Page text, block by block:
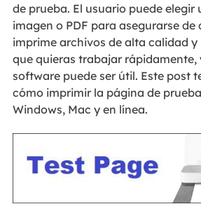
de prueba. El usuario puede elegir
imagen o PDF para asegurarse de
imprime archivos de alta calidad y
que quieras trabajar rápidamente,
software puede ser útil. Este post
cómo imprimir la página de
Windows, Mac y en línea.